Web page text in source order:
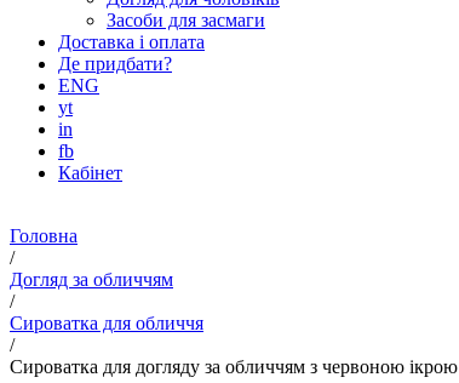
Засоби для засмаги
Доставка і оплата
Де придбати?
ENG
yt
in
fb
Кабінет
Головна
/
Догляд за обличчям
/
Сироватка для обличчя
/
Сироватка для догляду за обличчям з червоною ікрою